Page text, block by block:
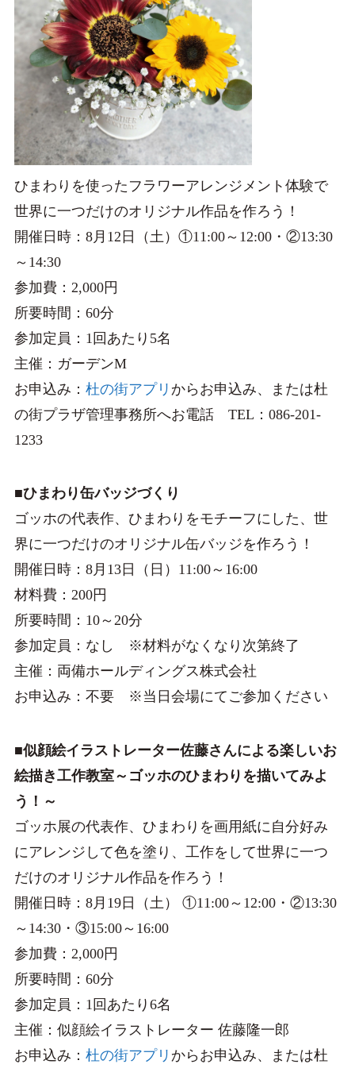
ひまわりを使ったフラワーアレンジメント体験で
世界に一つだけのオリジナル作品を作ろう！
開催日時：8月12日（土）①11:00～12:00・②13:30
～14:30
参加費：2,000円
所要時間：60分
参加定員：1回あたり5名
主催：ガーデンM
お申込み： 杜の街アプリ からお申込み、または杜
の街プラザ管理事務所へお電話 TEL：086-201-
1233
■ひまわり缶バッジづくり
ゴッホの代表作、ひまわりをモチーフにした、世
界に一つだけのオリジナル缶バッジを作ろう！
開催日時：8月13日（日）11:00～16:00
材料費：200円
所要時間：10～20分
参加定員：なし ※材料がなくなり次第終了
主催：両備ホールディングス株式会社
お申込み：不要 ※当日会場にてご参加ください
■似顔絵イラストレーター佐藤さんによる楽しいお
絵描き工作教室～ゴッホのひまわりを描いてみよ
う！～
ゴッホ展の代表作、ひまわりを画用紙に自分好み
にアレンジして色を塗り、工作をして世界に一つ
だけのオリジナル作品を作ろう！
開催日時：8月19日（土） ①11:00～12:00・②13:30
～14:30・③15:00～16:00
参加費：2,000円
所要時間：60分
参加定員：1回あたり6名
主催：似顔絵イラストレーター 佐藤隆一郎
お申込み： 杜の街アプリ からお申込み、または杜